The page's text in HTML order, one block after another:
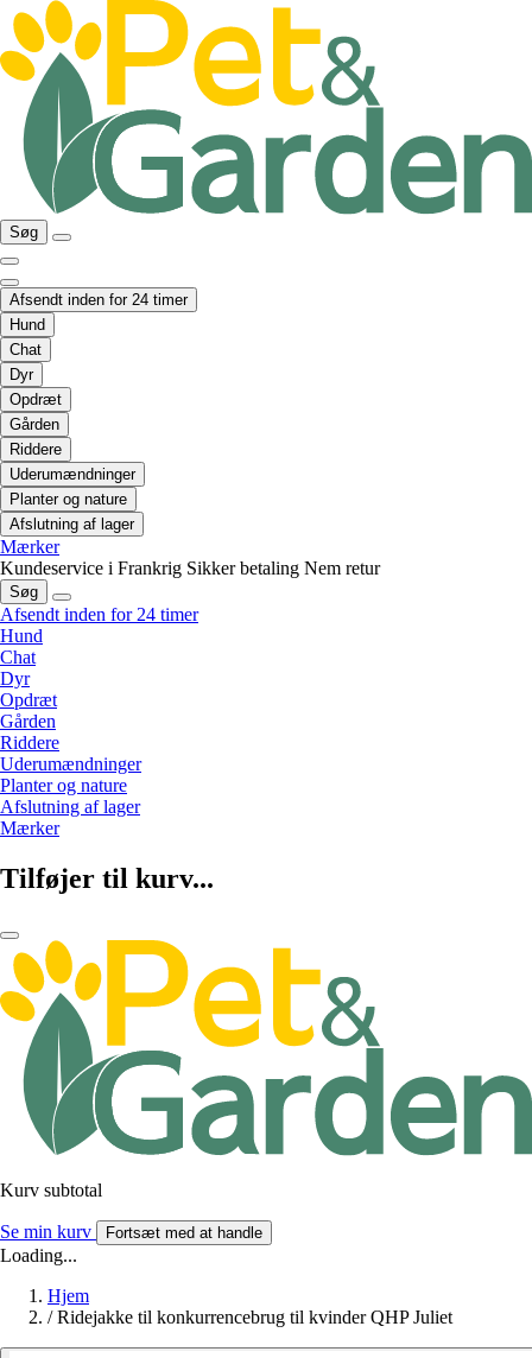
Søg
Afsendt inden for 24 timer
Hund
Chat
Dyr
Opdræt
Gården
Riddere
Uderumændninger
Planter og nature
Afslutning af lager
Mærker
Kundeservice i Frankrig Sikker betaling Nem retur
Søg
Afsendt inden for 24 timer
Hund
Chat
Dyr
Opdræt
Gården
Riddere
Uderumændninger
Planter og nature
Afslutning af lager
Mærker
Tilføjer til kurv...
Kurv subtotal
Se min kurv Fortsæt med at handle
Loading...
Hjem
/ Ridejakke til konkurrencebrug til kvinder QHP Juliet